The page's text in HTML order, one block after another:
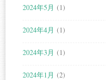
2024年5月 (1)
2024年4月 (1)
2024年3月 (1)
2024年1月 (2)